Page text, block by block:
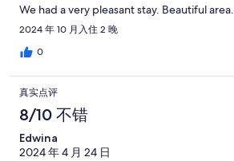
We had a very pleasant stay. Beautiful area.
2024 年 10 月入住 2 晚
0
真实点评
8/10 不错
Edwina
2024 年 4 月 24 日